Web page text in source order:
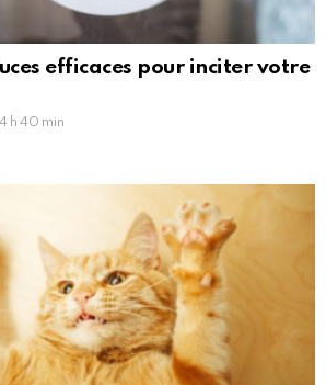
efficaces pour inciter votre
h 40 min